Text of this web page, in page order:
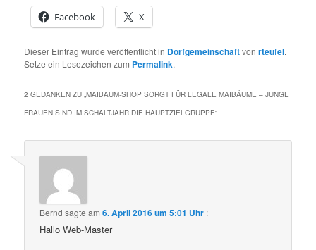
Facebook
X
Dieser Eintrag wurde veröffentlicht in Dorfgemeinschaftvonrteufel.
Setze ein Lesezeichen zum Permalink.
2 GEDANKEN ZU „MAIBAUM-SHOP SORGT FÜR LEGALE MAIBÄUME – JUNGE
FRAUEN SIND IM SCHALTJAHR DIE HAUPTZIELGRUPPE“
Bernd sagte am6. April 2016 um 5:01 Uhr :
Hallo Web-Master